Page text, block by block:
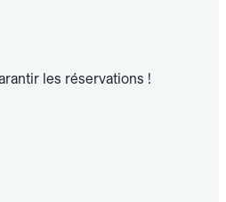
les réservations !